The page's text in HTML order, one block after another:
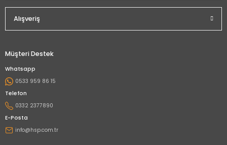
Alışveriş
Müşteri Destek
Whatsapp
0533 959 86 15
Telefon
0332 2377890
E-Posta
info@hsp.com.tr